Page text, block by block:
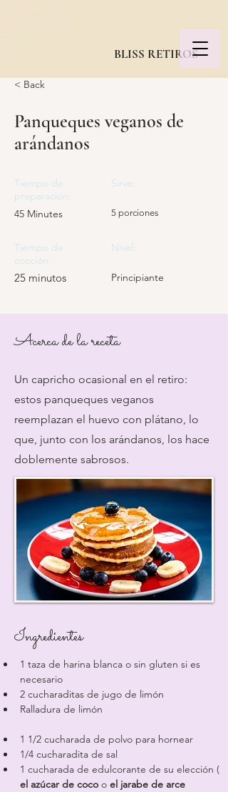
BLISS RETIROS
< Back
Panqueques veganos de
arándanos
Tiempo de
preparación:
45 Minutes
Tiempo de
cocción:
25 minutos
Sirve:
5 porciones
Nivel:
Principiante
Acerca de la receta
Un capricho ocasional en el retiro:
estos panqueques veganos
reemplazan el huevo con plátano, lo
que, junto con los arándanos, los hace
doblemente sabrosos.
Ingredientes
1 taza de harina blanca o sin gluten si es
necesario
2 cucharaditas de jugo de limón
Ralladura de limón
1 1/2 cucharada de polvo para hornear
1/4 cucharadita de sal
1 cucharada de edulcorante de su elección (
el azúcar de coco o el jarabe de arce